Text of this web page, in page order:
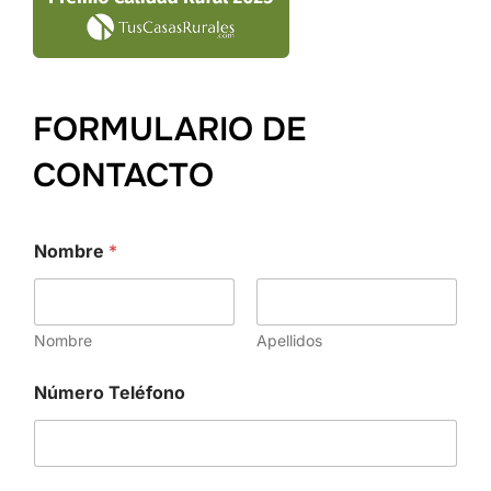
FORMULARIO DE
CONTACTO
Nombre *
Nombre Apellidos
o
m
Número Teléfono